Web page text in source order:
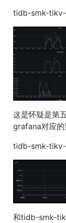
tidb-smk-
这是怀疑是第
grafana对应的
tidb-smk-
和tidb-smk-